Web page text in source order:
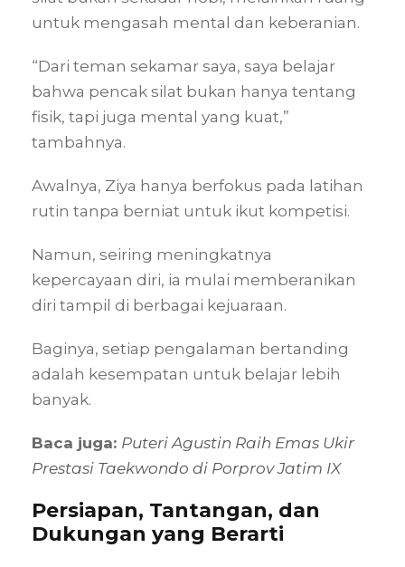
untuk mengasah mental dan keberanian.
“Dari teman sekamar saya, saya belajar
bahwa pencak silat bukan hanya tentang
fisik, tapi juga mental yang kuat,”
tambahnya.
Awalnya, Ziya hanya berfokus pada latihan
rutin tanpa berniat untuk ikut kompetisi.
Namun, seiring meningkatnya
kepercayaan diri, ia mulai memberanikan
diri tampil di berbagai kejuaraan.
Baginya, setiap pengalaman bertanding
adalah kesempatan untuk belajar lebih
banyak.
Baca juga: Puteri Agustin Raih Emas Ukir
Prestasi Taekwondo di Porprov Jatim IX
Persiapan, Tantangan, dan
Dukungan yang Berarti